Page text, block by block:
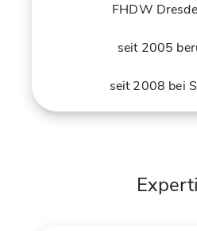
FHDW
seit 2005
seit 2008 bei